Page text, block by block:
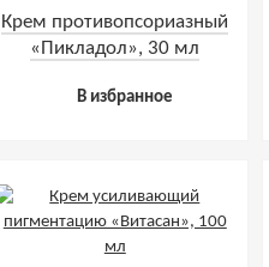
Крем противопсориазный
«Пикладол», 30 мл
В избранное